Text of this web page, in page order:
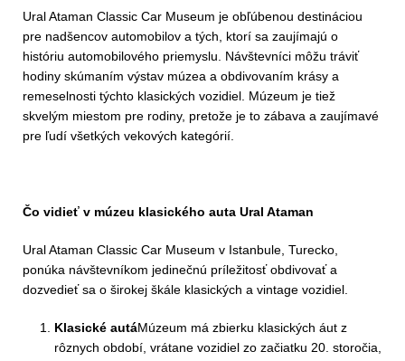
Ural Ataman Classic Car Museum je obľúbenou destináciou
pre nadšencov automobilov a tých, ktorí sa zaujímajú o
históriu automobilového priemyslu. Návštevníci môžu tráviť
hodiny skúmaním výstav múzea a obdivovaním krásy a
remeselnosti týchto klasických vozidiel. Múzeum je tiež
skvelým miestom pre rodiny, pretože je to zábava a zaujímavé
pre ľudí všetkých vekových kategórií.
Čo vidieť v múzeu klasického auta Ural Ataman
Ural Ataman Classic Car Museum v Istanbule, Turecko,
ponúka návštevníkom jedinečnú príležitosť obdivovať a
dozvedieť sa o širokej škále klasických a vintage vozidiel.
Klasické autáMúzeum má zbierku klasických áut z
rôznych období, vrátane vozidiel zo začiatku 20. storočia,